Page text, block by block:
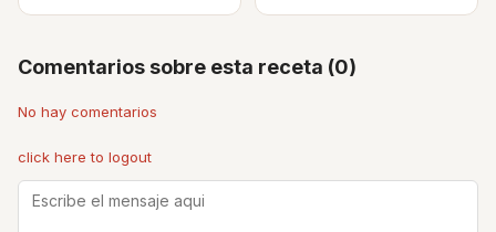
Comentarios sobre esta receta (0)
No hay comentarios
click here to logout